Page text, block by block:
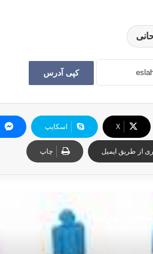
کپی آدرس
X اسکایپ
از طریق ایمیل چاپ